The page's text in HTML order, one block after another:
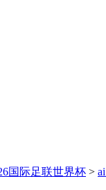
国际足联世界杯 >